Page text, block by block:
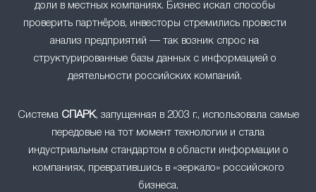
доли в местных компаниях. Бизнес искал способы
проверить партнёров, инвесторы стремились провести
анализ предприятий — так возник спрос на
структурированные базы данных с информацией о
деятельности российских компаний.
Система СПАРК, запущенная в 2003 г., использовала самые
передовые на тот момент технологии и стала
индустриальным стандартом в области информации о
компаниях, превратившись в «зеркало» российского
бизнеса.